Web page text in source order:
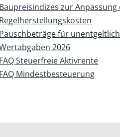
Baupreisindizes zur Anpassung
Regelherstellungskosten
Pauschbeträge für
2026
FAQ Steuerfreie Aktivrente
FAQ Mindestbesteuerung